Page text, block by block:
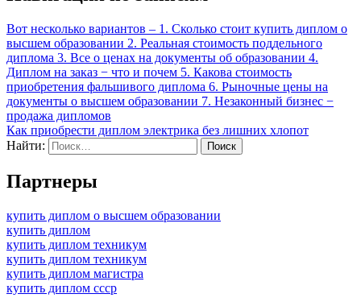
Вот несколько вариантов – 1. Сколько стоит купить диплом о
высшем образовании 2. Реальная стоимость поддельного
диплома 3. Все о ценах на документы об образовании 4.
Диплом на заказ − что и почем 5. Какова стоимость
приобретения фальшивого диплома 6. Рыночные цены на
документы о высшем образовании 7. Незаконный бизнес −
продажа дипломов
Как приобрести диплом электрика без лишних хлопот
Найти:
Партнеры
купить диплом о высшем образовании
купить диплом
купить диплом техникум
купить диплом техникум
купить диплом магистра
купить диплом ссср